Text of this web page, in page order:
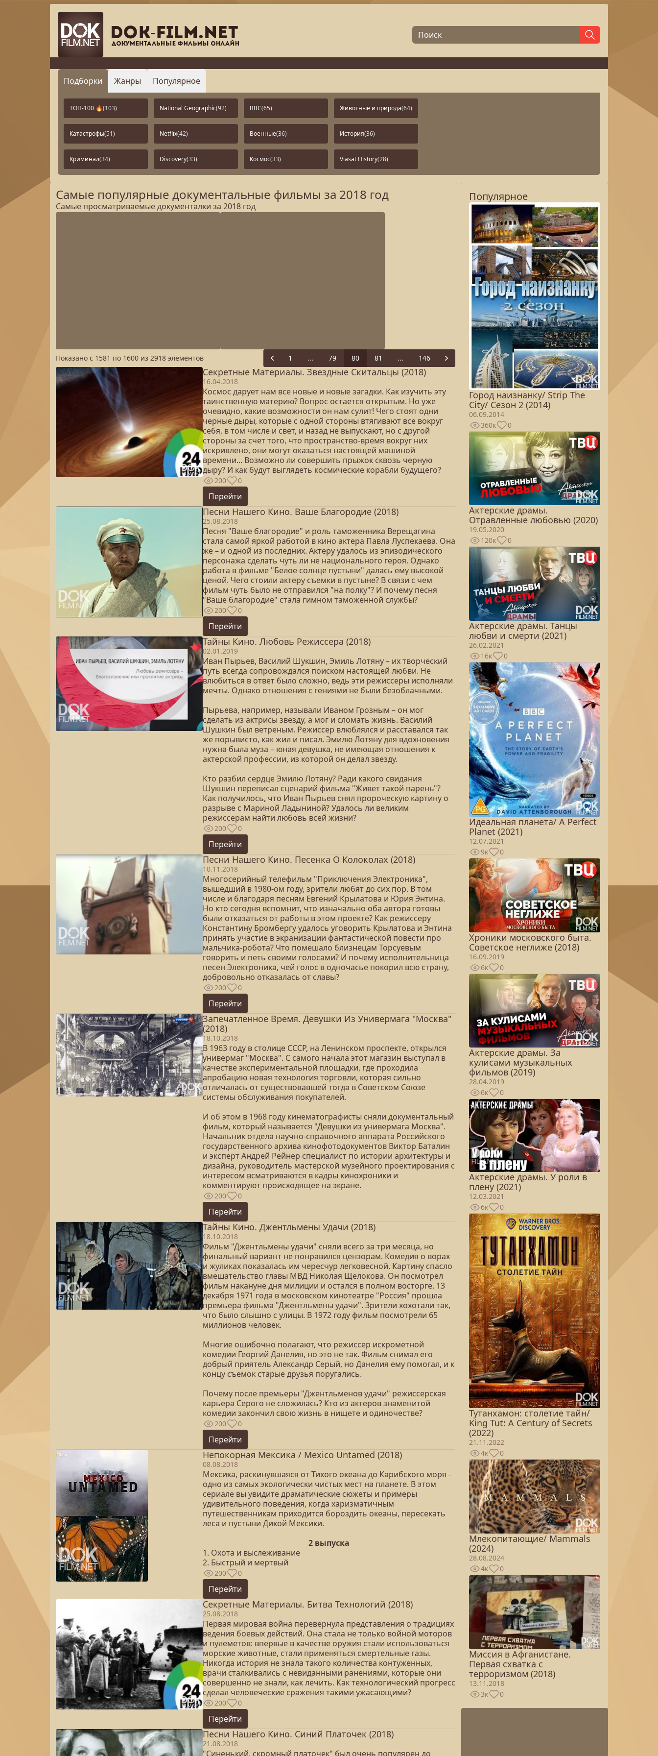
Подборки Жанры Популярное
ТОП-100 🔥(103) National Geographic(92) BBC(65) Животные и природа(64)
Катастрофы(51) Netflix(42) Военные(36) История(36)
Криминал(34) Discovery(33) Космос(33) Viasat History(28)
Самые популярные документальные фильмы за 2018 год
Самые просматриваемые документалки за 2018 год
Показано с 1581 по 1600 из 2918 элементов Previous
1 ... 79 80 81 ... 146 Next
Секретные Материалы. Звездные Скитальцы (2018)
16.04.2018
Космос дарует нам все новые и новые загадки. Как изучить эту
таинственную материю? Вопрос остается открытым. Но уже
очевидно, какие возможности он нам сулит! Чего стоят одни
черные дыры, которые с одной стороны втягивают все вокруг
себя, в том числе и свет, и назад не выпускают, но с другой
стороны за счет того, что пространство-время вокруг них
искривлено, они могут оказаться настоящей машиной
времени... Возможно ли совершить прыжок сквозь черную
дыру? И как будут выглядеть космические корабли будущего?
200 0
Перейти
Песни Нашего Кино. Ваше Благородие (2018)
25.08.2018
Песня "Ваше благородие" и роль таможенника Верещагина
стала самой яркой работой в кино актера Павла Луспекаева. Она
же – и одной из последних. Актеру удалось из эпизодического
персонажа сделать чуть ли не национального героя. Однако
работа в фильме "Белое солнце пустыни" далась ему высокой
ценой. Чего стоили актеру съемки в пустыне? В связи с чем
фильм чуть было не отправился "на полку"? И почему песня
"Ваше благородие" стала гимном таможенной службы?
200 0
Перейти
Тайны Кино. Любовь Режиссера (2018)
02.01.2019
Иван Пырьев, Василий Шукшин, Эмиль Лотяну – их творческий
путь всегда сопровождался поиском настоящей любви. Не
влюбиться в ответ было сложно, ведь эти режиссеры исполняли
мечты. Однако отношения с гениями не были безоблачными.
Пырьева, например, называли Иваном Грозным – он мог
сделать из актрисы звезду, а мог и сломать жизнь. Василий
Шушкин был ветреным. Режиссер влюблялся и расставался так
же порывисто, как жил и писал. Эмилю Лотяну для вдохновения
нужна была муза – юная девушка, не имеющая отношения к
актерской профессии, из которой он делал звезду.
Кто разбил сердце Эмилю Лотяну? Ради какого свидания
Шукшин переписал сценарий фильма "Живет такой парень"?
Как получилось, что Иван Пырьев снял пророческую картину о
разрыве с Мариной Ладыниной? Удалось ли великим
режиссерам найти любовь всей жизни?
200 0
Перейти
Песни Нашего Кино. Песенка О Колоколах (2018)
10.11.2018
Многосерийный телефильм "Приключения Электроника",
вышедший в 1980-ом году, зрители любят до сих пор. В том
числе и благодаря песням Евгений Крылатова и Юрия Энтина.
Но кто сегодня вспомнит, что изначально оба автора готовы
были отказаться от работы в этом проекте? Как режиссеру
Константину Бромбергу удалось уговорить Крылатова и Энтина
принять участие в экранизации фантастической повести про
мальчика-робота? Что помешало близнецам Торсуевым
говорить и петь своими голосами? И почему исполнительница
песен Электроника, чей голос в одночасье покорил всю страну,
добровольно отказалась от славы?
200 0
Перейти
Запечатленное Время. Девушки Из Универмага "Москва"
(2018)
18.10.2018
В 1963 году в столице СССР, на Ленинском проспекте, открылся
универмаг "Москва". С самого начала этот магазин выступал в
качестве экспериментальной площадки, где проходила
апробацию новая технология торговли, которая сильно
отличалась от существовавшей тогда в Советском Союзе
системы обслуживания покупателей.
И об этом в 1968 году кинематографисты сняли документальный
фильм, который называется "Девушки из универмага Москва".
Начальник отдела научно-справочного аппарата Российского
государственного архива кинофотодокументов Виктор Баталин
и эксперт Андрей Рейнер специалист по истории архитектуры и
дизайна, руководитель мастерской музейного проектирования с
интересом всматриваются в кадры кинохроники и
комментируют происходящее на экране.
200 0
Перейти
Тайны Кино. Джентльмены Удачи (2018)
18.10.2018
Фильм "Джентльмены удачи" сняли всего за три месяца, но
финальный вариант не понравился цензорам. Комедия о ворах
и жуликах показалась им чересчур легковесной. Картину спасло
вмешательство главы МВД Николая Щелокова. Он посмотрел
фильм накануне дня милиции и остался в полном восторге. 13
декабря 1971 года в московском кинотеатре "Россия" прошла
премьера фильма "Джентльмены удачи". Зрители хохотали так,
что было слышно с улицы. В 1972 году фильм посмотрели 65
миллионов человек.
Многие ошибочно полагают, что режиссер искрометной
комедии Георгий Данелия, но это не так. Фильм снимал его
добрый приятель Александр Серый, но Данелия ему помогал, и к
концу съемок старые друзья поругались.
Почему после премьеры "Джентльменов удачи" режиссерская
карьера Серого не сложилась? Кто из актеров знаменитой
комедии закончил свою жизнь в нищете и одиночестве?
200 0
Перейти
Непокорная Мексика / Mexico Untamed (2018)
08.08.2018
Мексика, раскинувшаяся от Тихого океана до Карибского моря -
одно из самых экологически чистых мест на планете. В этом
сериале вы увидите драматические сюжеты и примеры
удивительного поведения, когда харизматичным
путешественникам приходится бороздить океаны, пересекать
леса и пустыни Дикой Мексики.
2 выпуска
1. Охота и выслеживание
2. Быстрый и мертвый
200 0
Перейти
Секретные Материалы. Битва Технологий (2018)
25.08.2018
Первая мировая война перевернула представления о традициях
ведения боевых действий. Она стала не только войной моторов
и пулеметов: впервые в качестве оружия стали использоваться
морские животные, стали применяться смертельные газы.
Никогда история не знала такого количества контуженных,
врачи сталкивались с невиданными ранениями, которые они
совершенно не знали, как лечить. Как технологический прогресс
сделал человеческие сражения такими ужасающими?
200 0
Перейти
Песни Нашего Кино. Синий Платочек (2018)
21.08.2018
"Синенький, скромный платочек" был очень популярен до
Популярное
Город наизнанку/ Strip The
City/ Сезон 2 (2014)
06.09.2014
360к
0
Актерские драмы.
Отравленные любовью (2020)
19.05.2020
120к
0
Актерские драмы. Танцы
любви и смерти (2021)
26.02.2021
16к
0
Идеальная планета/ A Perfect
Planet (2021)
12.07.2021
9к
0
Хроники московского быта.
Советское неглиже (2018)
16.09.2019
6к
0
Актерские драмы. За
кулисами музыкальных
фильмов (2019)
28.04.2019
6к
0
Актерские драмы. У роли в
плену (2021)
12.03.2021
6к
0
Тутанхамон: столетие тайн/
King Tut: A Century of Secrets
(2022)
21.11.2022
4к
0
Млекопитающие/ Mammals
(2024)
28.08.2024
4к
0
Миссия в Афганистане.
Первая схватка с
терроризмом (2018)
13.11.2018
3к
0